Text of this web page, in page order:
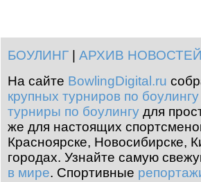
БОУЛИНГ АРХИВ НОВОСТЕЙ
На сайте BowlingDigital.ru
крупных турниров по боулингу
турниры по боулингу для
же для настоящих
Красноярске, Новосибирске,
городах. Узнайте самую
в мире. Спортивные